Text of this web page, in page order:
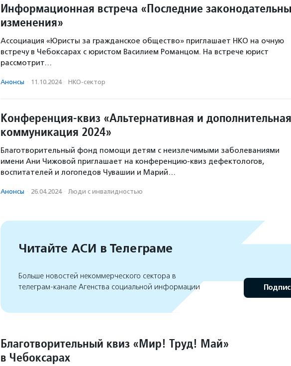
Информационная встреча «Последние
изменения»
Ассоциация «Юристы за гражданское общество» приглашает НКО на очную
встречу в Чебоксарах с юристом Василием Романцом. На встрече юрист
рассмотрит…
Анонсы · 11.10.2024 · НКО-сектор
Конференция-квиз «Альтернативная и дополнительная
коммуникация 2024»
Благотворительный фонд помощи детям с неизлечимыми заболеваниями
имени Ани Чижовой приглашает на конференцию-квиз дефектологов,
воспитателей и логопедов Чувашии и Марий…
Анонсы · 26.04.2024 · Люди с инвалидностью
Читайте АСИ в Телеграме
Больше новостей некоммерческого сектора в
телеграм-канале Агенства социальной информации
Благотворительный квиз «Мир! Труд! Май»
в Чебоксарах